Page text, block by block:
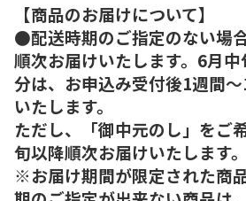
【商品のお届けについて】
●配送時期のご指定のない場
順次お届けいたします。6月
分は、お申込み受付後1週間
いたします。
ただし、「御中元のし」をご
旬以降順次お届けいたします。
※お届け期間が限定された商